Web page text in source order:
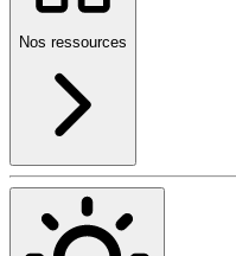
Nos ressources